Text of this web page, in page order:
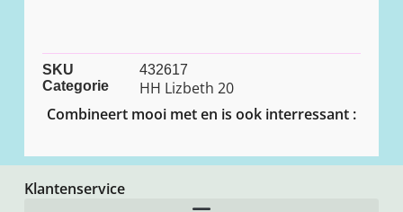
SKU
432617
Categorie
HH Lizbeth 20
Combineert mooi met en is ook interressant :
Klantenservice